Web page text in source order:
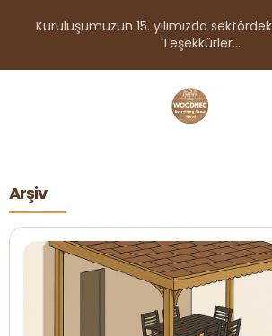
Kuruluşumuzun 15. yılımızda
Teşekkürler...
Arşiv